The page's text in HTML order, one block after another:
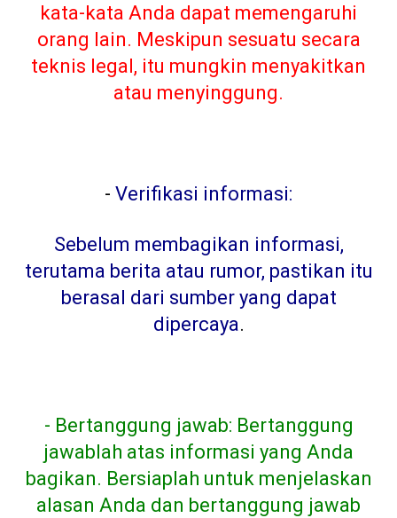
kata-kata Anda dapat memengaruhi
orang lain. Meskipun sesuatu secara
teknis legal, itu mungkin menyakitkan
atau menyinggung.
- Verifikasi informasi:
Sebelum membagikan informasi,
terutama berita atau rumor, pastikan itu
berasal dari sumber yang dapat
dipercaya.
- Bertanggung jawab: Bertanggung
jawablah atas informasi yang Anda
bagikan. Bersiaplah untuk menjelaskan
alasan Anda dan bertanggung jawab